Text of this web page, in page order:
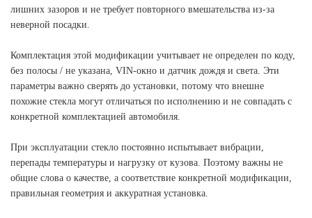
лишних зазоров и не требует повторного вмешательства из-за
неверной посадки.
Комплектация этой модификации учитывает не определен по коду,
без полосы / не указана, VIN-окно и датчик дождя и света. Эти
параметры важно сверять до установки, потому что внешне
похожие стекла могут отличаться по исполнению и не совпадать с
конкретной комплектацией автомобиля.
При эксплуатации стекло постоянно испытывает вибрации,
перепады температуры и нагрузку от кузова. Поэтому важны не
общие слова о качестве, а соответствие конкретной модификации,
правильная геометрия и аккуратная установка.